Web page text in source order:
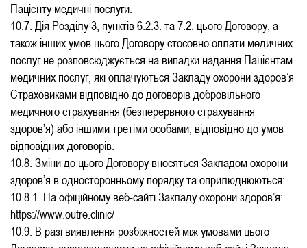
Пацієнту медичні послуги.
10.7. Дія Розділу 3, пунктів 6.2.3. та 7.2. цього Договору, а
також інших умов цього Договору стосовно оплати медичних
послуг не розповсюджується на випадки надання Пацієнтам
медичних послуг, які оплачуються Закладу охорони здоров’я
Страховиками відповідно до договорів добровільного
медичного страхування (безперервного страхування
здоров’я) або іншими третіми особами, відповідно до умов
відповідних договорів.
10.8. Зміни до цього Договору вносяться Закладом охорони
здоров’я в односторонньому порядку та оприлюднюються:
10.8.1. На офіційному веб-сайті Закладу охорони здоров’я:
https://www.outre.clinic/
10.9. В разі виявлення розбіжностей між умовами цього